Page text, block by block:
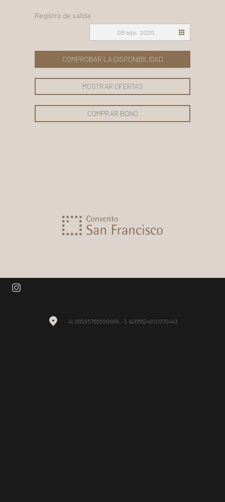
Registro de salida
08 ago. 2026
COMPROBAR LA DISPONIBILIDAD
MOSTRAR OFERTAS
COMPRAR BONO
41.96595765599668, -3.4266624810970443